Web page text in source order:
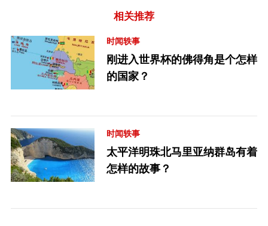
相关推荐
时闻轶事
刚进入世界杯的佛得角是个怎样
的国家？
时闻轶事
太平洋明珠北马里亚纳群岛有着
怎样的故事？